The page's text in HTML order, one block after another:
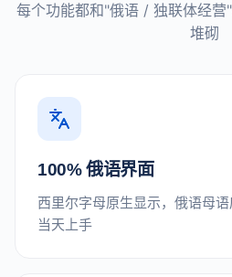
每个功能都和"俄语 / 独联体经
堆砌
100% 俄语界面
西里尔字母原生显示，俄语母语
当天上手